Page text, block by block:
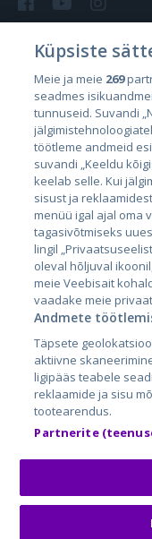
Страны
Эстония
Латвия
Литва
City24.lv
City24.ee
GetaPro.lv
GetaPro.ee
Autoplius.lt
Aruodas.lt
Küpsiste
Meie ja meie 269
seadmes
tunnuseid. Suvandi
töötleme andmeid
suvandi „Keeldu
keelab selle. Kui
sisust ja
menüü igal ajal oma
tagasivõtmiseks
lingil
oleval hõljuval
meie Veebisait
vaadake meie
Andmete
Täpsete
aktiivne
ligipääs teabele
reklaamide ja sisu
tootearendus.
Partnerite